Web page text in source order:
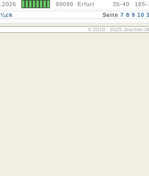
99099 Erfurt 35-40
165-
Seite 7 8 9 10
© 2010 - 2025 Joachim